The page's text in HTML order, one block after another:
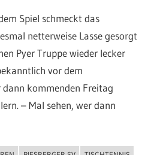
Spiel schmeckt das
netterweise Lasse gesorgt
Pyer Truppe wieder lecker
vor dem
kommenden Freitag
– Mal sehen, wer dann